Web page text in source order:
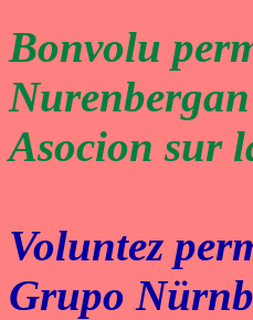
Bonvolu
Asocion sur
Voluntez
Grupo